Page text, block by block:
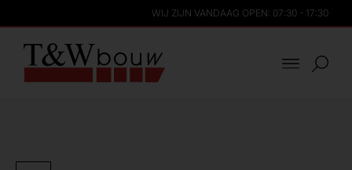
WIJ ZIJN VANDAAG OPEN: 07:30 - 17:30